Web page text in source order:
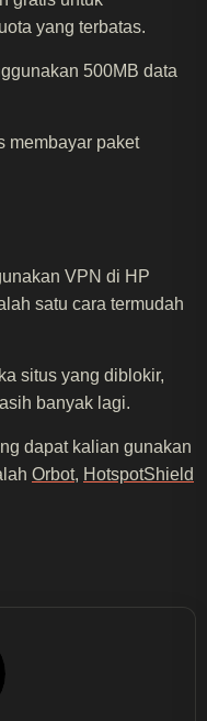
yang terbatas.
500MB data
membayar paket
VPN di HP
satu cara termudah
situs yang diblokir,
banyak lagi.
dapat kalian gunakan
Orbot, HotspotShield